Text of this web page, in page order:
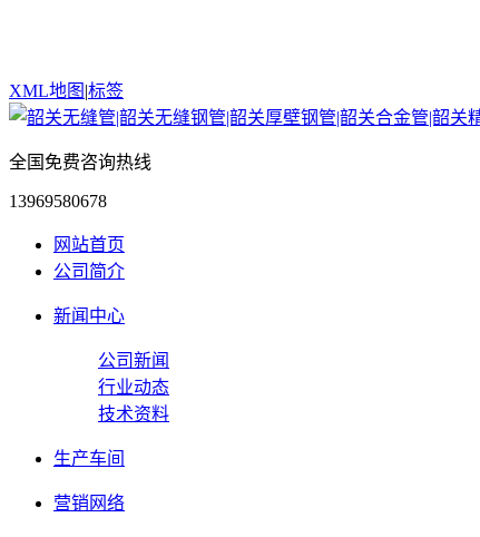
XML地图 |标签
全国免费咨询热线
13969580678
网站首页
公司简介
新闻中心
公司新闻
行业动态
技术资料
生产车间
营销网络